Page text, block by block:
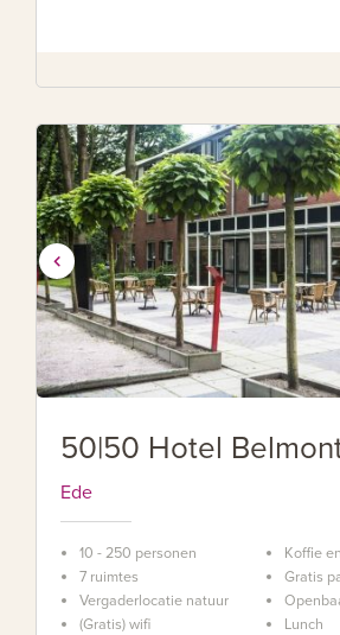
50|50 Hotel
Ede
10 - 250 personen
7 ruimtes
Vergaderlocatie natuur
(Gratis) wifi
Koffie
Gratis
Lunch